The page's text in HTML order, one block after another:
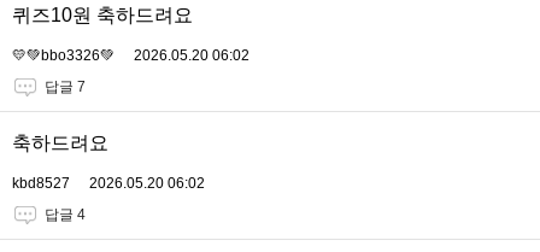
퀴즈10원 축하드려요
💛💚bbo3326💚
2026.05.20 06:02
답글 7
축하드려요
kbd8527
2026.05.20 06:02
답글 4